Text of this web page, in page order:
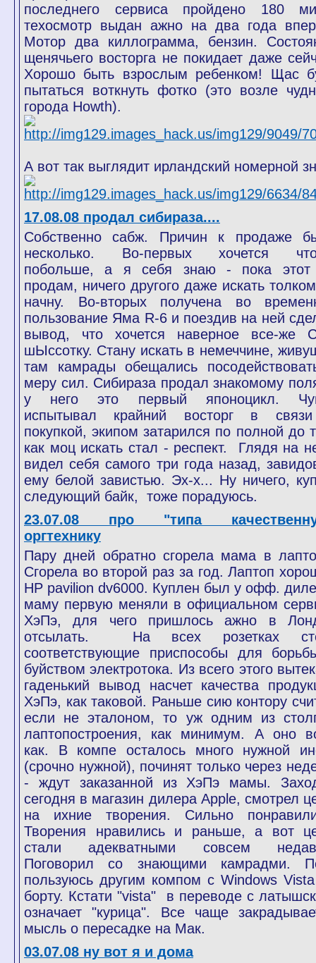
последнего сервиса пройдено 180
техосмотр выдан ажно на два года
Мотор два киллограмма, бензин.
щенячьего восторга не покидает даже
Хорошо быть взрослым ребенком! Щас
пытаться воткнуть фотко (это возле
города Howth).
А вот так выглядит ирландский номерной
17.08.08 продал сибираза....
Собственно сабж. Причин к продаже
несколько. Во-первых хочется
побольше, а я себя знаю - пока этот
продам, ничего другого даже искать
начну. Во-вторых получена во
пользование Яма R-6 и поездив на ней
вывод, что хочется наверное все-же
шЫссотку. Стану искать в немеччине,
там камрады обещались
меру сил. Сибираза продал знакомому
у него это первый японоцикл.
испытывал крайний восторг в
покупкой, экипом затарился по полной до
как моц искать стал - респект. Глядя на
видел себя самого три года назад,
ему белой завистью. Эх-х... Ну ничего,
следующий байк, тоже порадуюсь.
23.07.08 про "типа
оргтехнику
Пару дней обратно сгорела мама в
Сгорела во второй раз за год. Лаптоп
HP pavilion dv6000. Куплен был у офф.
маму первую меняли в официальном
ХэПэ, для чего пришлось ажно в
отсылать. На всех розетках
соответствующие приспособы для
буйством электротока. Из всего этого
гаденький вывод насчет качества
ХэПэ, как таковой. Раньше сию контору
если не эталоном, то уж одним из
лаптопостроения, как минимум. А оно
как. В компе осталось много нужной
(срочно нужной), починят только через
- ждут заказанной из ХэПэ мамы.
сегодня в магазин дилера Apple, смотрел
на ихние творения. Сильно
Творения нравились и раньше, а вот
стали адекватными совсем
Поговорил со знающими камрадми.
пользуюсь другим компом с Windows
борту. Кстати "vista" в переводе с
означает "курица". Все чаще
мысль о пересадке на Мак.
03.07.08 ну вот я и дома